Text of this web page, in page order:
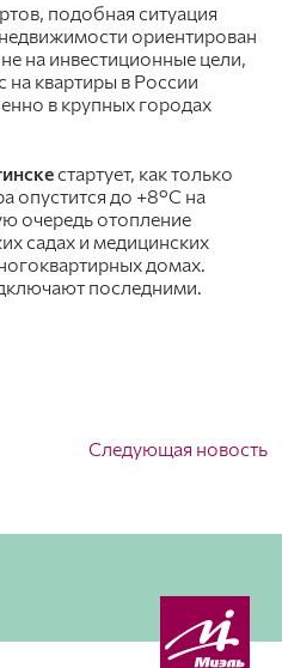
подобная ситуация
ориентирован
на инвестиционные цели,
на квартиры в России
в крупных городах
стартует, как только
опустится до +8°C на
очередь отопление
садах и медицинских
домах.
последними.
Следующая новость